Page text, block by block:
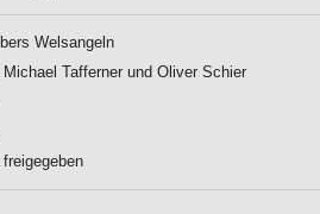
Welsangeln
Tafferner und Oliver Schier